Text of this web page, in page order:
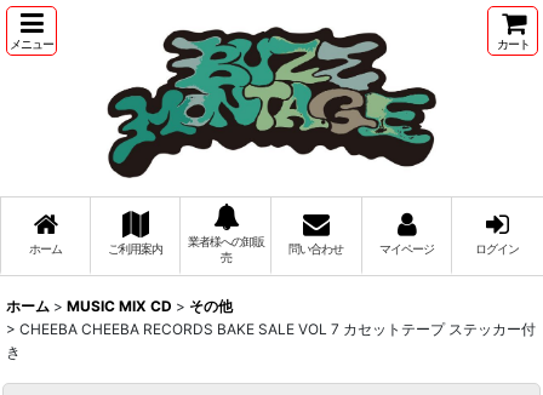
メニュー カート
ホーム ご利用案内
業者様への卸販
売
問い合わせ マイページ ログイン
ホーム > MUSIC MIX CD > その他
> CHEEBA CHEEBA RECORDS BAKE SALE VOL 7 カセットテープ ステッカー付
き